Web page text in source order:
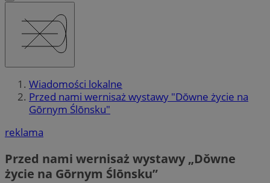
Wiadomości lokalne
Przed nami wernisaż wystawy "Dŏwne życie na
Gōrnym Ślōnsku"
reklama
Przed nami wernisaż wystawy „Dŏwne
życie na Gōrnym Ślōnsku”